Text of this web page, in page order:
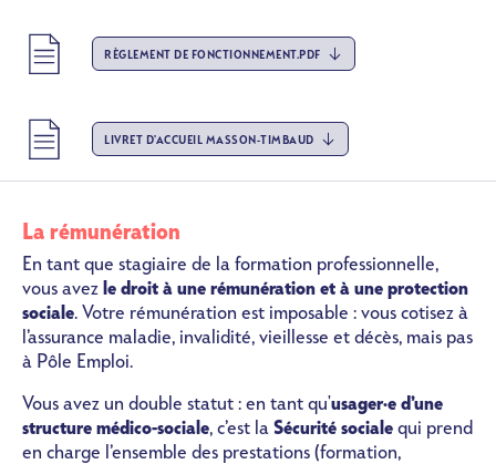
Fichier
RÈGLEMENT DE FONCTIONNEMENT.PDF
Fichier
LIVRET D'ACCUEIL MASSON-TIMBAUD
La rémunération
En tant que stagiaire de la formation professionnelle,
vous avez le droit à une rémunération et à une protection
sociale. Votre rémunération est imposable : vous cotisez à
l’assurance maladie, invalidité, vieillesse et décès, mais pas
à Pôle Emploi.
Vous avez un double statut : en tant qu'usager·e d’une
structure médico-sociale, c’est la Sécurité sociale qui prend
en charge l’ensemble des prestations (formation,